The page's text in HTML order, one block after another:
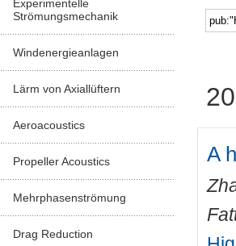
Experimentelle
Strömungsmechanik
Windenergieanlagen
Lärm von Axiallüftern
Aeroacoustics
Propeller Acoustics
Mehrphasenströmung
Drag Reduction
A